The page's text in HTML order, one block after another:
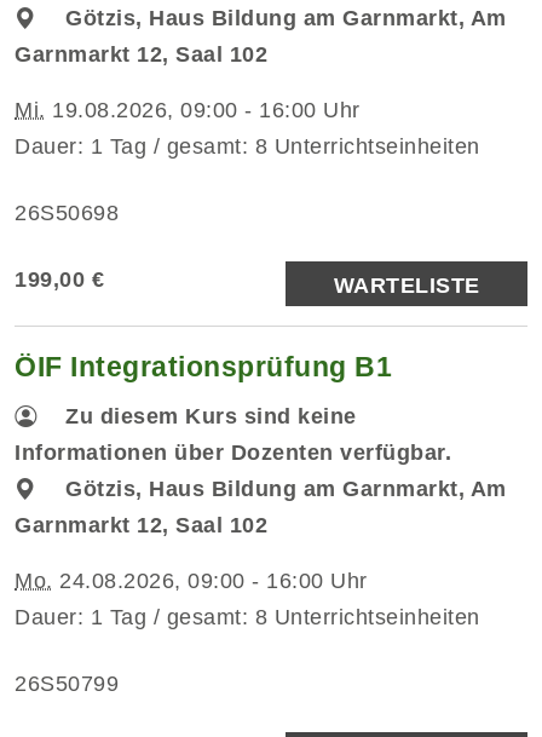
Götzis, Haus Bildung am Garnmarkt, Am
Garnmarkt 12, Saal 102
Mi. 19.08.2026, 09:00 - 16:00 Uhr
Dauer: 1 Tag / gesamt: 8 Unterrichtseinheiten
26S50698
199,00 € WARTELISTE
ÖIF Integrationsprüfung B1
Zu diesem Kurs sind keine
Informationen über Dozenten verfügbar.
Götzis, Haus Bildung am Garnmarkt, Am
Garnmarkt 12, Saal 102
Mo. 24.08.2026, 09:00 - 16:00 Uhr
Dauer: 1 Tag / gesamt: 8 Unterrichtseinheiten
26S50799